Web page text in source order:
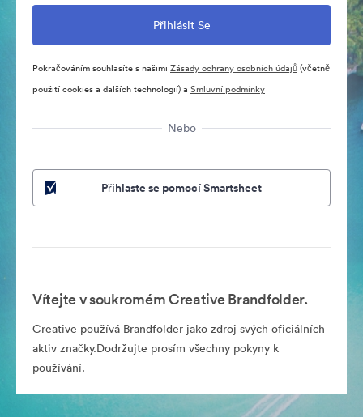
Pokračováním souhlasíte s našimi Zásady ochrany osobních údajů(včetně
použití cookies a dalších technologií) a Smluvní podmínky
Nebo
Přihlaste se pomocí Smartsheet
Vítejte v soukromém Creative Brandfolder.
Creative používá Brandfolder jako zdroj svých oficiálních
aktiv značky.Dodržujte prosím všechny pokyny k
používání.